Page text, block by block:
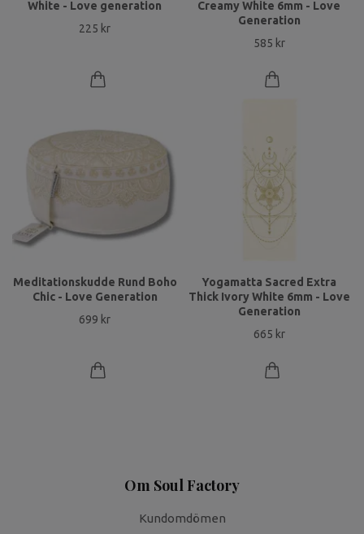
White - Love generation
225 kr
Creamy White 6mm - Love
Generation
585 kr
Meditationskudde Rund Boho
Chic - Love Generation
699 kr
Yogamatta Sacred Extra
Thick Ivory White 6mm - Love
Generation
665 kr
Om Soul Factory
Kundomdömen